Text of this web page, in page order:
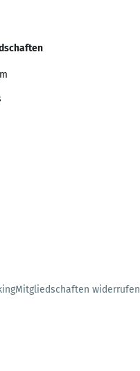
Mitgliedschaften widerrufen